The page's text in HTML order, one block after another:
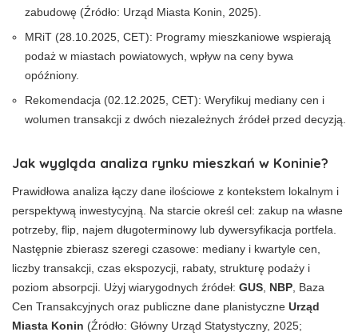
zabudowę (Źródło: Urząd Miasta Konin, 2025).
MRiT (28.10.2025, CET): Programy mieszkaniowe wspierają
podaż w miastach powiatowych, wpływ na ceny bywa
opóźniony.
Rekomendacja (02.12.2025, CET): Weryfikuj mediany cen i
wolumen transakcji z dwóch niezależnych źródeł przed decyzją.
Jak wygląda analiza rynku mieszkań w Koninie?
Prawidłowa analiza łączy dane ilościowe z kontekstem lokalnym i
perspektywą inwestycyjną. Na starcie określ cel: zakup na własne
potrzeby, flip, najem długoterminowy lub dywersyfikacja portfela.
Następnie zbierasz szeregi czasowe: mediany i kwartyle cen,
liczby transakcji, czas ekspozycji, rabaty, strukturę podaży i
poziom absorpcji. Użyj wiarygodnych źródeł: GUS NBP , Baza
Cen Transakcyjnych oraz publiczne dane planistyczne Urząd
Miasta Konin (Źródło: Główny Urząd Statystyczny, 2025;